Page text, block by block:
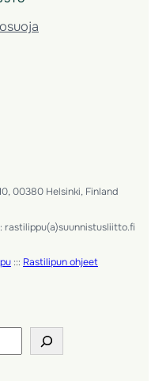
00380 Helsinki, Finland
: rastilippu(a)suunnistusliitto.fi
::: Rastilipun ohjeet